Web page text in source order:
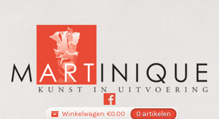
Winkelwagen: €0.00 0 artikelen